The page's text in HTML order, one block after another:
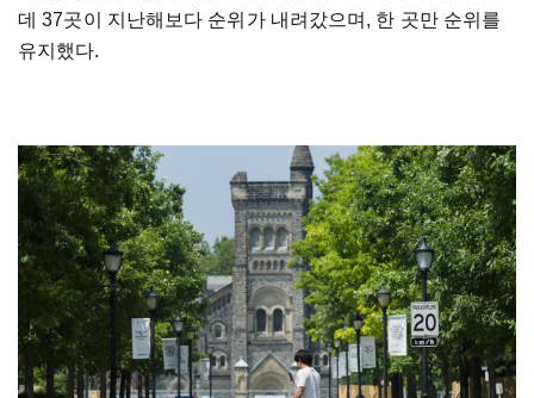
데 37곳이 지난해보다 순위가 내려갔으며, 한 곳만 순위를
유지했다.